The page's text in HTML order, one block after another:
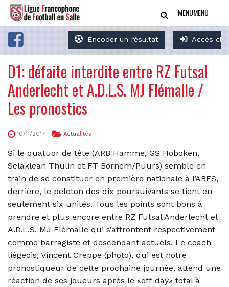
Encoder un résultat Accès
MENUMENU
D1: défaite interdite entre RZ Futsal
Anderlecht et A.D.L.S. MJ Flémalle /
Les pronostics
10/11/2017 Actualités
Si le quatuor de tête (ARB Hamme, GS Hoboken,
Selaklean Thulin et FT Bornem/Puurs) semble en
train de se constituer en première nationale à l’ABFS,
derrière, le peloton des dix poursuivants se tient en
seulement six unités. Tous les points sont bons à
prendre et plus encore entre RZ Futsal Anderlecht et
A.D.L.S. MJ Flémalle qui s’affrontent respectivement
comme barragiste et descendant actuels. Le coach
liégeois, Vincent Creppe (photo), qui est notre
pronostiqueur de cette prochaine journée, attend une
réaction de ses joueurs après le «off-day» total à